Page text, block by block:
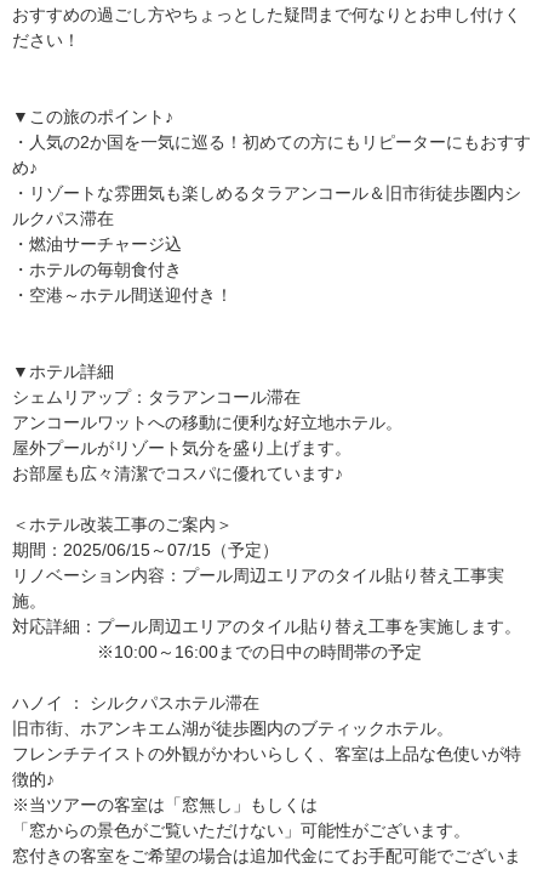
おすすめの過ごし方やちょっとした疑問まで何なりとお申し付けく
ださい！
▼この旅のポイント♪
・人気の2か国を一気に巡る！初めての方にもリピーターにもおすす
め♪
・リゾートな雰囲気も楽しめるタラアンコール＆旧市街徒歩圏内シ
ルクパス滞在
・燃油サーチャージ込
・ホテルの毎朝食付き
・空港～ホテル間送迎付き！
▼ホテル詳細
シェムリアップ：タラアンコール滞在
アンコールワットへの移動に便利な好立地ホテル。
屋外プールがリゾート気分を盛り上げます。
お部屋も広々清潔でコスパに優れています♪
＜ホテル改装工事のご案内＞
期間：2025/06/15～07/15（予定）
リノベーション内容：プール周辺エリアのタイル貼り替え工事実
施。
対応詳細：プール周辺エリアのタイル貼り替え工事を実施します。
※10:00～16:00までの日中の時間帯の予定
ハノイ ： シルクパスホテル滞在
旧市街、ホアンキエム湖が徒歩圏内のブティックホテル。
フレンチテイストの外観がかわいらしく、客室は上品な色使いが特
徴的♪
※当ツアーの客室は「窓無し」もしくは
「窓からの景色がご覧いただけない」可能性がございます。
窓付きの客室をご希望の場合は追加代金にてお手配可能でございま